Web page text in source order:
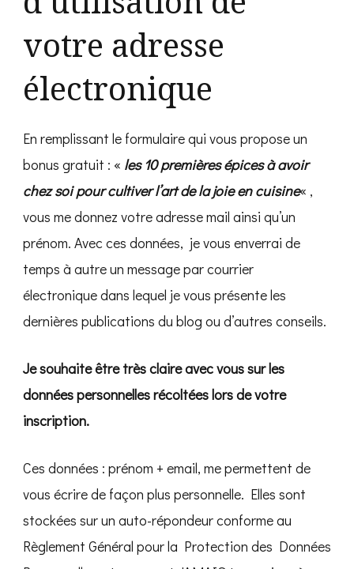
votre adresse
électronique
En remplissant le formulaire qui vous propose un
bonus gratuit : « les 10 premières épices à avoir
chez soi pour cultiver l’art de la joie en cuisine« ,
vous me donnez votre adresse mail ainsi qu’un
prénom. Avec ces données, je vous enverrai de
temps à autre un message par courrier
électronique dans lequel je vous présente les
dernières publications du blog ou d’autres conseils.
Je souhaite être très claire avec vous sur les
données personnelles récoltées lors de votre
inscription.
Ces données : prénom + email, me permettent de
vous écrire de façon plus personnelle. Elles sont
stockées sur un auto-répondeur conforme au
Règlement Général pour la Protection des Données